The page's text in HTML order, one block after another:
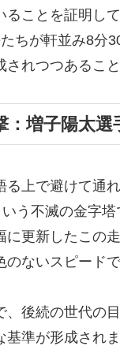
ことを証明して
ちが軒並み8分
れつつあるこ
：増子陽太
る上で避けて通
う不滅の金字塔
に更新したこの
ないスピードで
、後続の世代の
準が形成されま